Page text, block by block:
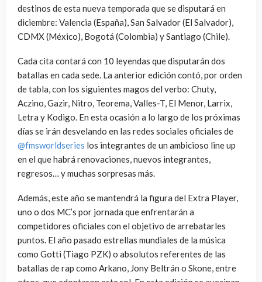
destinos de esta nueva temporada que se disputará en
diciembre: Valencia (España), San Salvador (El Salvador),
CDMX (México), Bogotá (Colombia) y Santiago (Chile).
Cada cita contará con 10 leyendas que disputarán dos
batallas en cada sede. La anterior edición contó, por orden
de tabla, con los siguientes magos del verbo: Chuty,
Aczino, Gazir, Nitro, Teorema, Valles-T, El Menor, Larrix,
Letra y Kodigo. En esta ocasión a lo largo de los próximas
días se irán desvelando en las redes sociales oficiales de
@fmsworldseries los integrantes de un ambicioso line up
en el que habrá renovaciones, nuevos integrantes,
regresos… y muchas sorpresas más.
Además, este año se mantendrá la figura del Extra Player,
uno o dos MC’s por jornada que enfrentarán a
competidores oficiales con el objetivo de arrebatarles
puntos. El año pasado estrellas mundiales de la música
como Gotti (Tiago PZK) o absolutos referentes de las
batallas de rap como Arkano, Jony Beltrán o Skone, entre